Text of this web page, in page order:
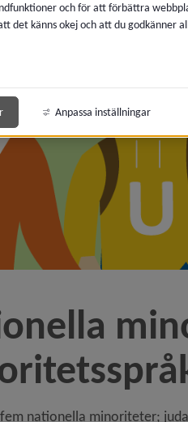
sekretess
rättssäkerhet
funktionsnedsättning
och minoritetsspråk
nationella minoriteter;
och för att förbättra
det känns okej och att du godkänner
Anpassa inställningar